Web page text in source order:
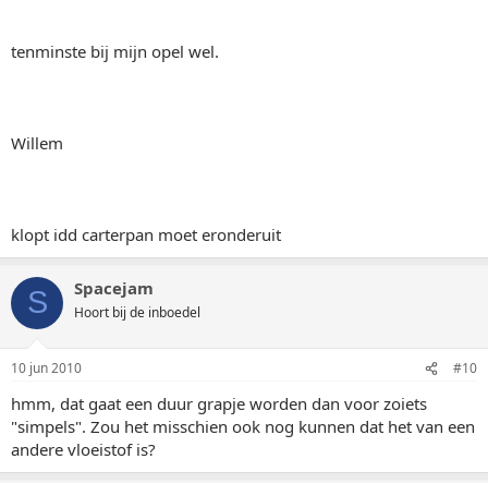
tenminste bij mijn opel wel.
Willem
klopt idd carterpan moet eronderuit
S Spacejam
Hoort bij de inboedel
10 jun 2010 #10
hmm, dat gaat een duur grapje worden dan voor zoiets
"simpels". Zou het misschien ook nog kunnen dat het van een
andere vloeistof is?